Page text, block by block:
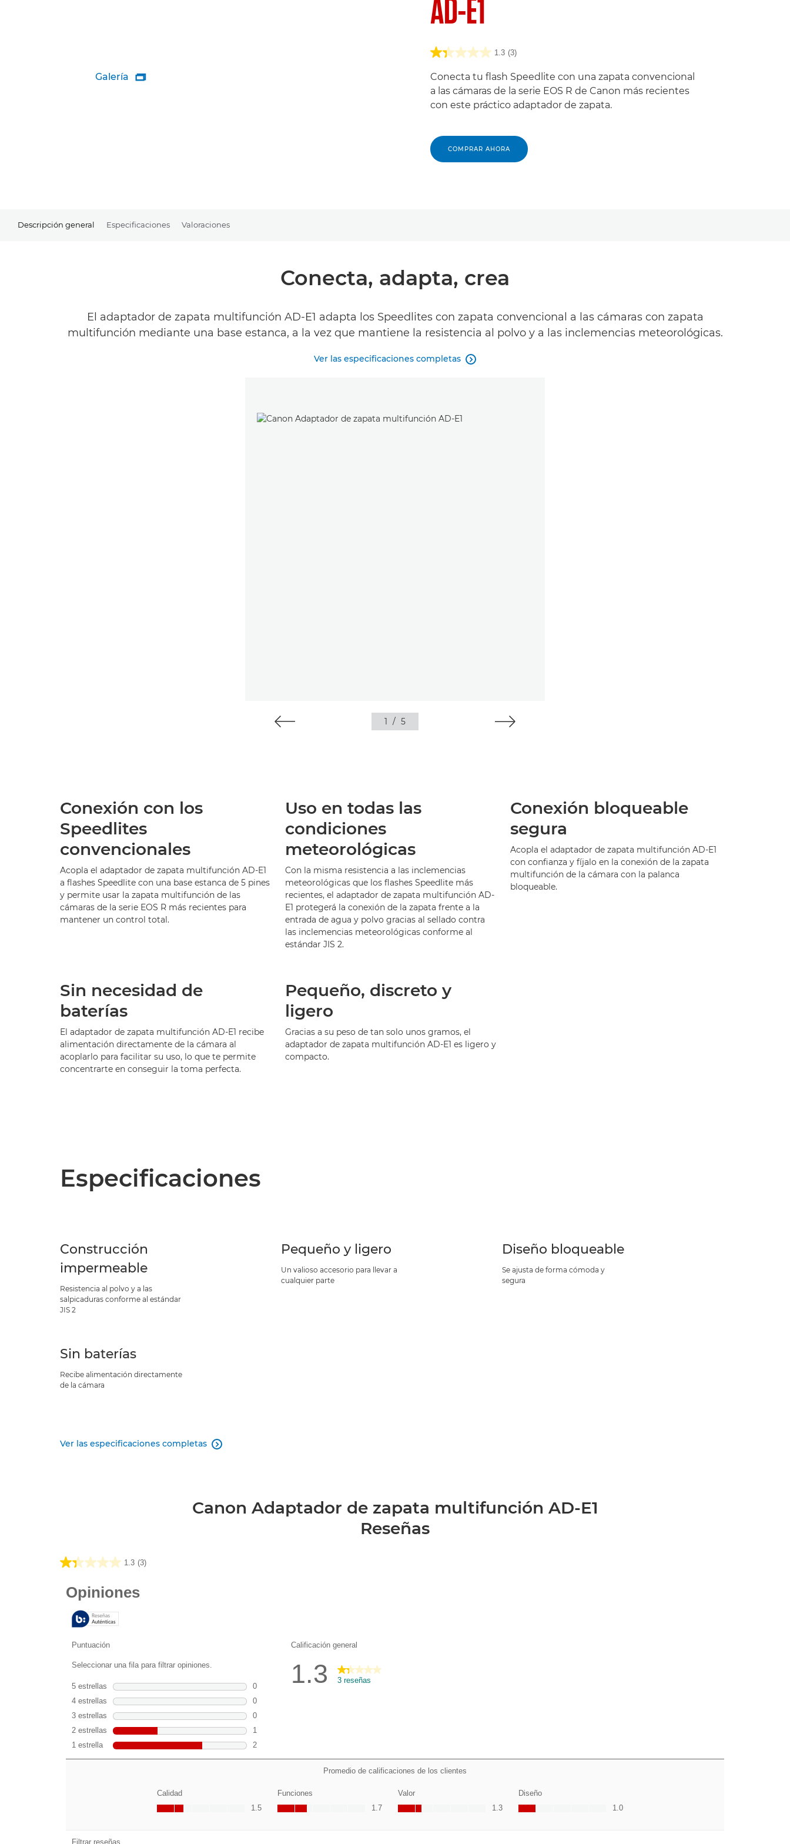
Galería 
AD-E1
1.3 (3)
Conecta tu flash Speedlite con una zapata convencional
a las cámaras de la serie EOS R de Canon más recientes
con este práctico adaptador de zapata.
COMPRAR AHORA
Descripción general Especificaciones Valoraciones
Conecta, adapta, crea
El adaptador de zapata multifunción AD-E1 adapta los Speedlites con zapata convencional a las cámaras con zapata
multifunción mediante una base estanca, a la vez que mantiene la resistencia al polvo y a las inclemencias meteorológicas.
Ver las especificaciones completas 
1 / 5
Conexión con los
Speedlites
convencionales
Acopla el adaptador de zapata multifunción AD-E1
a flashes Speedlite con una base estanca de 5 pines
y permite usar la zapata multifunción de las
cámaras de la serie EOS R más recientes para
mantener un control total.
Uso en todas las
condiciones
meteorológicas
Con la misma resistencia a las inclemencias
meteorológicas que los flashes Speedlite más
recientes, el adaptador de zapata multifunción AD-
E1 protegerá la conexión de la zapata frente a la
entrada de agua y polvo gracias al sellado contra
las inclemencias meteorológicas conforme al
estándar JIS 2.
Conexión bloqueable
segura
Acopla el adaptador de zapata multifunción AD-E1
con confianza y fíjalo en la conexión de la zapata
multifunción de la cámara con la palanca
bloqueable.
Sin necesidad de
baterías
El adaptador de zapata multifunción AD-E1 recibe
alimentación directamente de la cámara al
acoplarlo para facilitar su uso, lo que te permite
concentrarte en conseguir la toma perfecta.
Pequeño, discreto y
ligero
Gracias a su peso de tan solo unos gramos, el
adaptador de zapata multifunción AD-E1 es ligero y
compacto.
Especificaciones
Construcción
impermeable
Resistencia al polvo y a las
salpicaduras conforme al estándar
JIS 2
Pequeño y ligero
Un valioso accesorio para llevar a
cualquier parte
Diseño bloqueable
Se ajusta de forma cómoda y
segura
Sin baterías
Recibe alimentación directamente
de la cámara
Ver las especificaciones completas 
Canon Adaptador de zapata multifunción AD-E1
Reseñas
1.3 (3)
1.3
estrellas.
reseñas